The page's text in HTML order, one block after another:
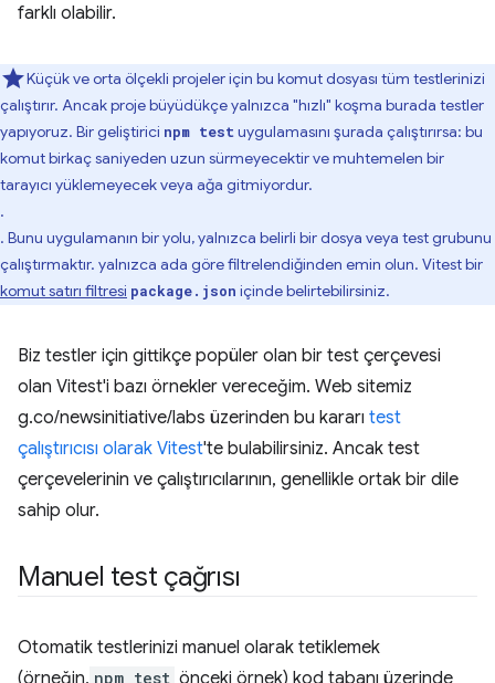
farklı olabilir.
Küçük ve orta ölçekli projeler için bu komut dosyası tüm testlerinizi
çalıştırır. Ancak proje büyüdükçe yalnızca "hızlı" koşma burada testler
yapıyoruz. Bir geliştirici npm test uygulamasını şurada çalıştırırsa: bu
komut birkaç saniyeden uzun sürmeyecektir ve muhtemelen bir
tarayıcı yüklemeyecek veya ağa gitmiyordur.
.
. Bunu uygulamanın bir yolu, yalnızca belirli bir dosya veya test grubunu
çalıştırmaktır. yalnızca ada göre filtrelendiğinden emin olun. Vitest bir
komut satırı filtresi package.json içinde belirtebilirsiniz.
Biz testler için gittikçe popüler olan bir test çerçevesi
olan Vitest'i bazı örnekler vereceğim. Web sitemiz
g.co/newsinitiative/labs üzerinden bu kararı test
çalıştırıcısı olarak Vitest'te bulabilirsiniz. Ancak test
çerçevelerinin ve çalıştırıcılarının, genellikle ortak bir dile
sahip olur.
Manuel test çağrısı
Otomatik testlerinizi manuel olarak tetiklemek
(örneğin, npm test önceki örnek) kod tabanı üzerinde